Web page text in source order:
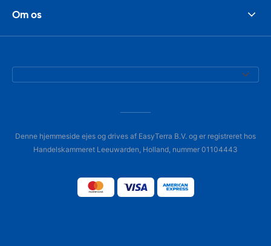
Om os
Denne hjemmeside ejes og drives af EasyTerra B.V. og er registreret hos
Handelskammeret Leeuwarden, Holland, nummer 01104443